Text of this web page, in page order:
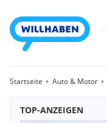
Startseite Auto & Motor
TOP-ANZEIGEN